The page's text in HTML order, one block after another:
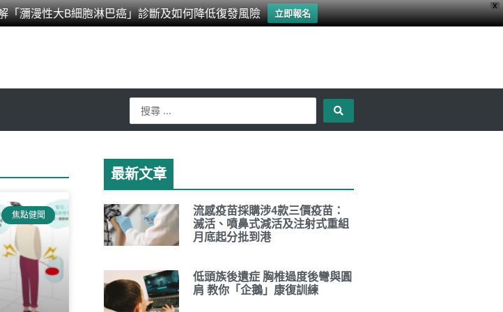
X
瀰漫性大B細胞淋巴癌」診斷及如何降低復發風險 立即報名
Search
...
焦點健聞
最新文章
流感疫苗採購涉4款三價疫苗：
滅活、噴鼻式減活及注射式重組
月底起分批到港
低頭族後遺症 胸椎過度後彎與圓
肩 教你「企鵝」康復訓練